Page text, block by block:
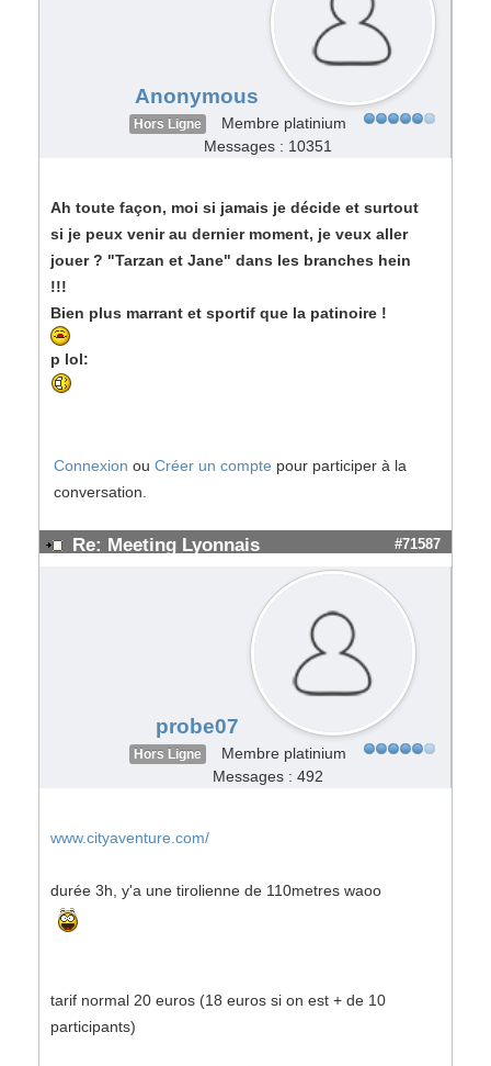
Anonymous
Hors Ligne
Membre platinium
Messages : 10351
Ah toute façon, moi si jamais je décide et surtout
si je peux venir au dernier moment, je veux aller
jouer ? "Tarzan et Jane" dans les branches hein
!!!
Bien plus marrant et sportif que la patinoire !
p lol:
Connexion ou Créer un compte pour participer à la
conversation.
Re: Meeting Lyonnais #71587
probe07
Hors Ligne
Membre platinium
Messages : 492
www.cityaventure.com/
durée 3h, y'a une tirolienne de 110metres waoo
tarif normal 20 euros (18 euros si on est + de 10
participants)